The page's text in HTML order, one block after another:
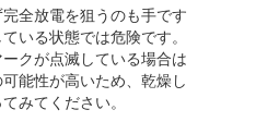
全放電を狙うのも手です
いる状態では危険です。
クが点滅している場合は
能性が高いため、乾燥し
みてください。